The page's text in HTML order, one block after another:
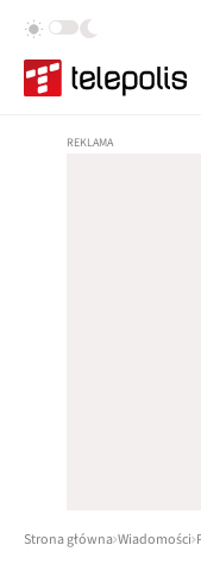
Strona główna Wiadomości